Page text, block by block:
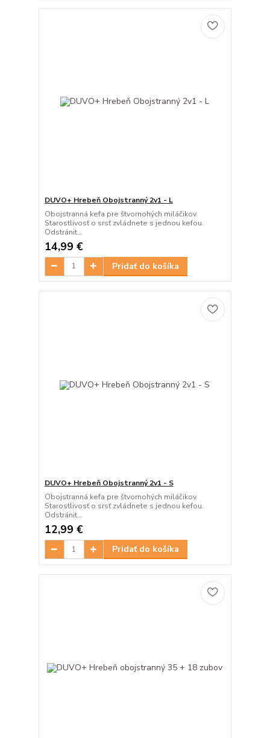
DUVO+ Hrebeň Obojstranný 2v1 - L
Obojstranná kefa pre štvornohých miláčikov.
Starostlivosť o srsť zvládnete s jednou kefou.
Odstránit...
14,99 €
Pridať do košíka
DUVO+ Hrebeň Obojstranný 2v1 - S
Obojstranná kefa pre štvornohých miláčikov.
Starostlivosť o srsť zvládnete s jednou kefou.
Odstránit...
12,99 €
Pridať do košíka